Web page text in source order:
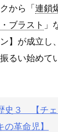
から「 連鎖
ブラスト 」
】が成立し
るい始めて
史３ 【チ
革命児】